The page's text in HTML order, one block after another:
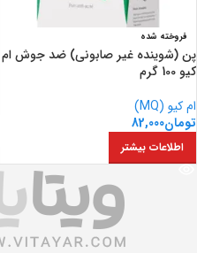
فروخته شده
پن (شوینده غیر صابونی) ضد جوش ام
کیو 100 گرم
ام کیو (MQ)
تومان82,000
اطلاعات بیشتر